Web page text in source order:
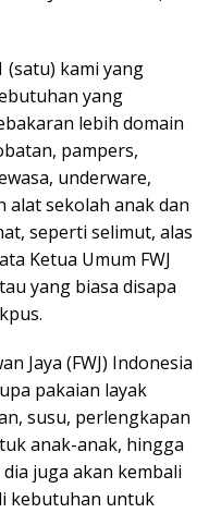
(satu) kami yang
yang
lebih domain
pampers,
underware,
alat sekolah anak dan
seperti selimut, alas
Ketua Umum FWJ
yang biasa disapa
Jaya (FWJ) Indonesia
pakaian layak
susu, perlengkapan
anak-anak, hingga
juga akan kembali
kebutuhan untuk